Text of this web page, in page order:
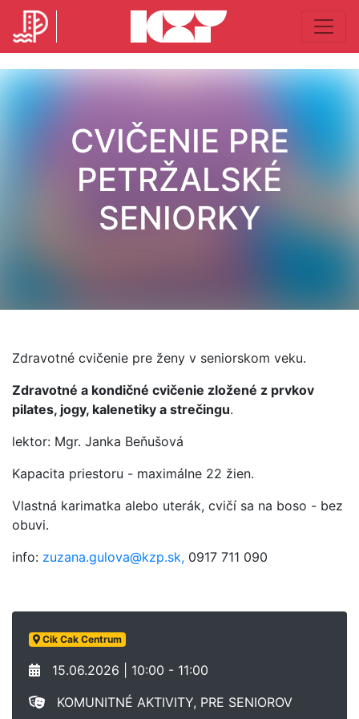
CVIČENIE PRE
PETRŽALSKÉ
SENIORKY
Zdravotné cvičenie pre ženy v seniorskom veku.
Zdravotné a kondičné cvičenie zložené z prvkov
pilates, jogy, kalenetiky a strečingu.
lektor: Mgr. Janka Beňušová
Kapacita priestoru - maximálne 22 žien.
Vlastná karimatka alebo uterák, cvičí sa na boso - bez
obuvi.
info: zuzana.gulova@kzp.sk, 0917 711 090
Cik Cak Centrum
15.06.2026 | 10:00 - 11:00
KOMUNITNÉ AKTIVITY, PRE SENIOROV